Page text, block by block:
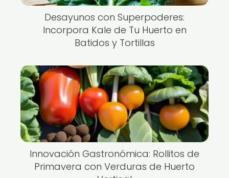
Desayunos con Superpoderes:
Incorpora Kale de Tu Huerto en
Batidos y Tortillas
Innovación Gastronómica: Rollitos de
Primavera con Verduras de Huerto